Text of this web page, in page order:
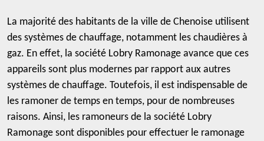
La majorité des habitants de la ville de Chenoise utilisent
des systèmes de chauffage, notamment les chaudières à
gaz. En effet, la société Lobry Ramonage avance que ces
appareils sont plus modernes par rapport aux autres
systèmes de chauffage. Toutefois, il est indispensable de
les ramoner de temps en temps, pour de nombreuses
raisons. Ainsi, les ramoneurs de la société Lobry
Ramonage sont disponibles pour effectuer le ramonage